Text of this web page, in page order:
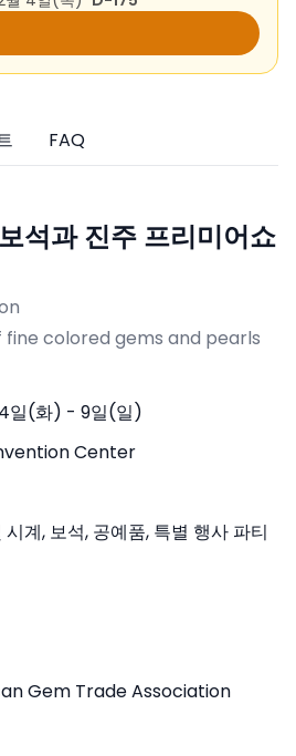
FAQ
석과 진주 프리미어쇼
colored gems and pearls
일(화) - 9일(일)
Center
시계, 보석, 공예품, 특별 행사 파티
Gem Trade Association